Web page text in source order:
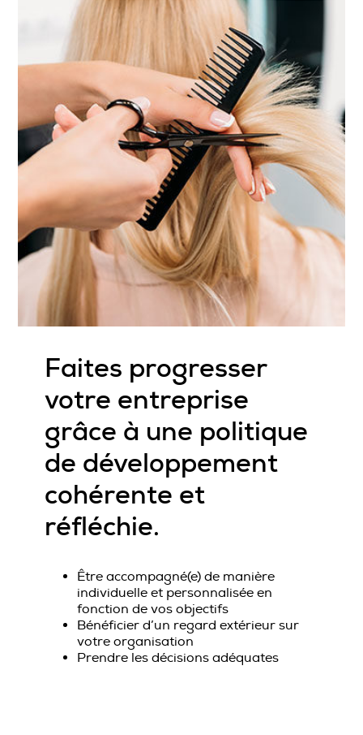
Faites progresser
votre entreprise
grâce à une politique
de développement
cohérente et
réfléchie.
Être accompagné(e) de manière
individuelle et personnalisée en
fonction de vos objectifs
Bénéficier d’un regard extérieur sur
votre organisation
Prendre les décisions adéquates